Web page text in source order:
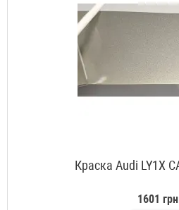
Краска Audi LY1X
1601 грн